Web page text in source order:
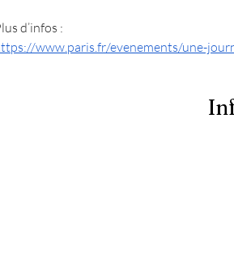
d’infos :
www.paris.fr/evenements/une-